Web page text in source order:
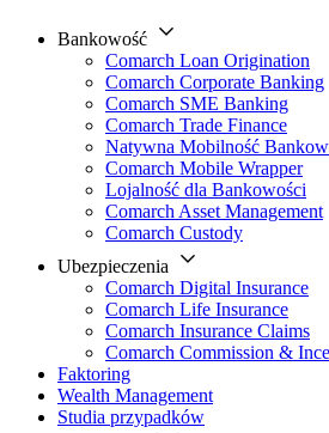
Bankowość
Comarch Loan Origination
Comarch Corporate Banking
Comarch SME Banking
Comarch Trade Finance
Natywna Mobilność
Comarch Mobile Wrapper
Lojalność dla Bankowości
Comarch Asset Management
Comarch Custody
Ubezpieczenia
Comarch Digital Insurance
Comarch Life Insurance
Comarch Insurance Claims
Comarch Commission &
Faktoring
Wealth Management
Studia przypadków